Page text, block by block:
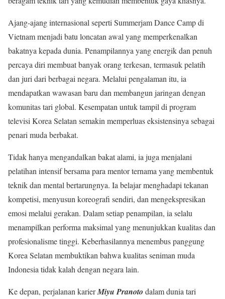
Ajang-ajang internasional seperti Summerjam Dance Camp di
Vietnam menjadi batu loncatan awal yang memperkenalkan
bakatnya kepada dunia. Penampilannya yang energik dan penuh
percaya diri membuat banyak orang terkesan, termasuk pelatih
dan juri dari berbagai negara. Melalui pengalaman itu, ia
mendapatkan wawasan baru dan membangun jaringan dengan
komunitas tari global. Kesempatan untuk tampil di program
televisi Korea Selatan semakin memperluas eksistensinya sebagai
penari muda berbakat.
Tidak hanya mengandalkan bakat alami, ia juga menjalani
pelatihan intensif bersama para mentor ternama yang membentuk
teknik dan mental bertarungnya. Ia belajar menghadapi tekanan
kompetisi, menyusun koreografi sendiri, dan mengekspresikan
emosi melalui gerakan. Dalam setiap penampilan, ia selalu
menampilkan performa maksimal yang menunjukkan kualitas dan
profesionalisme tinggi. Keberhasilannya menembus panggung
Korea Selatan membuktikan bahwa kualitas seniman muda
Indonesia tidak kalah dengan negara lain.
Ke depan, perjalanan karierMiyu Pranoto dalam dunia tari